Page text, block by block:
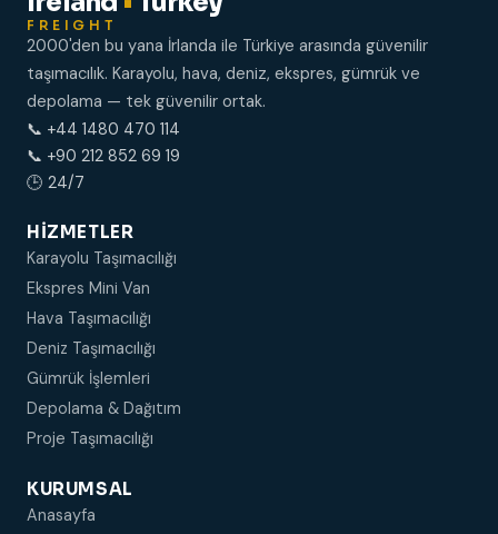
FREIGHT
2000'den bu yana İrlanda ile Türkiye arasında güvenilir
taşımacılık. Karayolu, hava, deniz, ekspres, gümrük ve
depolama — tek güvenilir ortak.
📞 +44 1480 470 114
📞 +90 212 852 69 19
🕒 24/7
HIZMETLER
Karayolu Taşımacılığı
Ekspres Mini Van
Hava Taşımacılığı
Deniz Taşımacılığı
Gümrük İşlemleri
Depolama & Dağıtım
Proje Taşımacılığı
KURUMSAL
Anasayfa